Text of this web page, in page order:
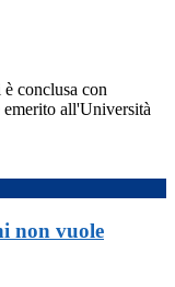
conclusa con
all'Università
non vuole